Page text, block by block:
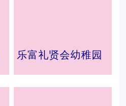
乐富礼贤会幼稚园